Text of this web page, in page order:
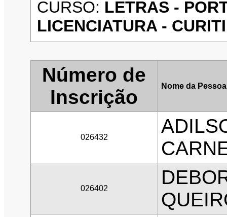
CURSO: LETRAS -
LICENCIATURA -
Número de
Inscrição
Nome da
026432
026402